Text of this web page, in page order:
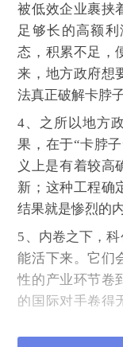
被低效企业裹挟
足够长的高额
态，积累不足，
来，地方政府想
法真正破解卡脖
4、之所以地方
果，在于“卡脖
义上是有着较高
新；这种工程确
结果就是惨烈的内
5、内卷之下，
能活下来。它们
性的产业环节卷
的国际对手卷得